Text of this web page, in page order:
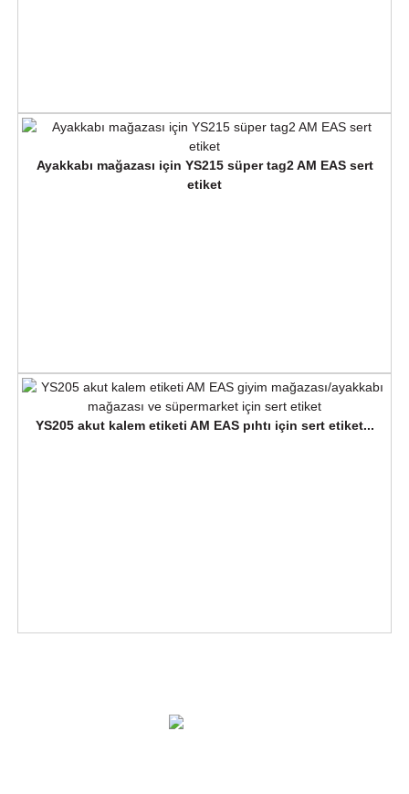
Ayakkabı mağazası için YS215 süper tag2 AM EAS sert
etiket
YS205 akut kalem etiketi AM EAS pıhtı için sert etiket...